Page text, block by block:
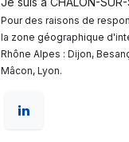
Pour des raisons de
la zone géographique
Rhône Alpes : Dijon,
Mâcon, Lyon.